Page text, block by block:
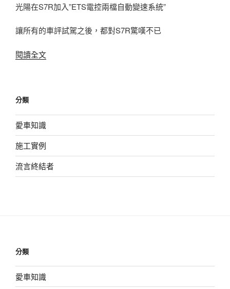
光陽在S7R加入”ETS電控兩檔自動變速系統”
讓所有的車評試駕之後，都對S7R驚嘆不已
閱讀全文〈城
KYMCO
Ionex
分類
愛車知識
施工實例
流言終結者
分類
愛車知識